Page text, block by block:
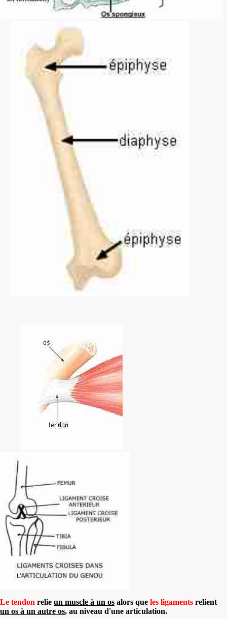
Le tendon relie un muscle à un os alors que les ligaments relient
un os à un autre os, au niveau d'une articulation.